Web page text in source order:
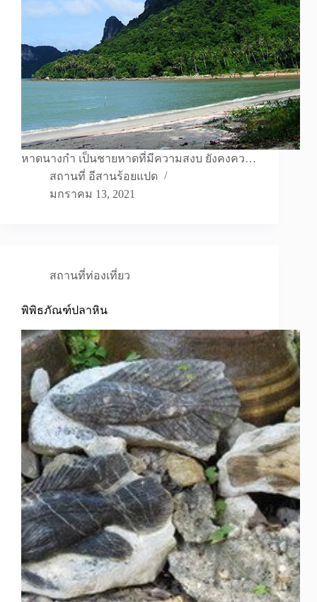
หาดนางกำ เป็นชายหาดที่มีความสงบ ยังคงคว…
สถานที่ อีสานร้อยแปด
มกราคม 13, 2021
สถานที่ท่องเที่ยว
พิพิธภัณฑ์ปลาหิน